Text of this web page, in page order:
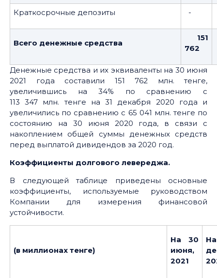
Краткосрочные депозиты -
Всего денежные средства
151
762
Денежные средства и их эквиваленты на 30 июня
2021 года составили 151 762 млн. тенге,
увеличившись на 34% по сравнению с
113 347 млн. тенге на 31 декабря 2020 года и
увеличились по сравнению с 65 041 млн. тенге по
состоянию на 30 июня 2020 года, в связи с
накоплением общей суммы денежных средств
перед выплатой дивидендов за 2020 год.
Коэффициенты долгового левереджа.
В следующей таблице приведены основные
коэффициенты, используемые руководством
Компании для измерения финансовой
устойчивости.
(в миллионах тенге)
На 30
июня,
2021